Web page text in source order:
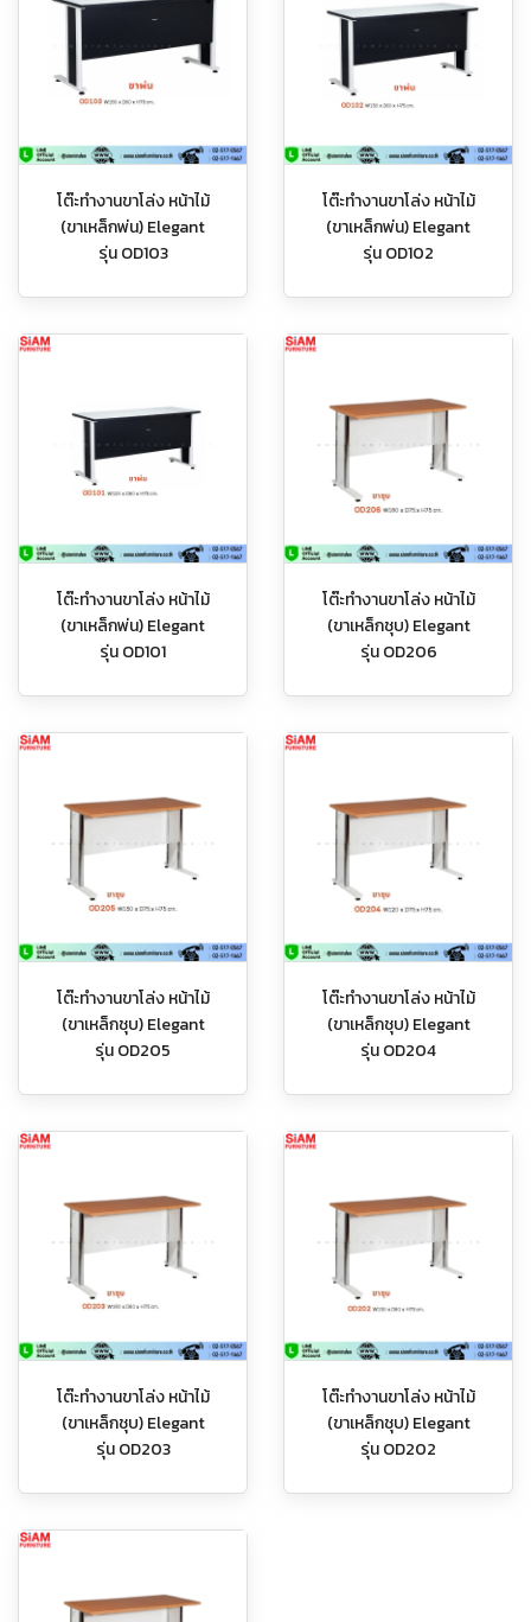
โต๊ะทำงานขาโล่ง หน้าไม้
(ขาเหล็กพ่น) Elegant
รุ่น OD103
โต๊ะทำงานขาโล่ง หน้าไม้
(ขาเหล็กพ่น) Elegant
รุ่น OD102
โต๊ะทำงานขาโล่ง หน้าไม้
(ขาเหล็กพ่น) Elegant
รุ่น OD101
โต๊ะทำงานขาโล่ง หน้าไม้
(ขาเหล็กชุบ) Elegant
รุ่น OD206
โต๊ะทำงานขาโล่ง หน้าไม้
(ขาเหล็กชุบ) Elegant
รุ่น OD205
โต๊ะทำงานขาโล่ง หน้าไม้
(ขาเหล็กชุบ) Elegant
รุ่น OD204
โต๊ะทำงานขาโล่ง หน้าไม้
(ขาเหล็กชุบ) Elegant
รุ่น OD203
โต๊ะทำงานขาโล่ง หน้าไม้
(ขาเหล็กชุบ) Elegant
รุ่น OD202